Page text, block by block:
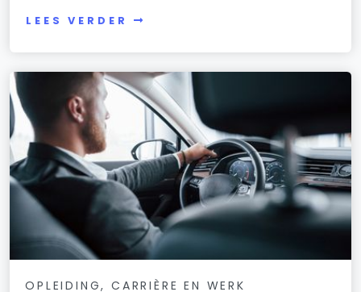
LEES VERDER
OPLEIDING, CARRIÈRE EN WERK